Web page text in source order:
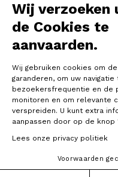
Wij verzoeken
de Cookies te
aanvaarden.
Wij gebruiken cookies om
garanderen, om uw
bezoekersfrequentie en de
monitoren en om relevante
verspreiden. U kunt extra
aanpassen door op de knop
Lees onze privacy politiek
Voorwaarden
©